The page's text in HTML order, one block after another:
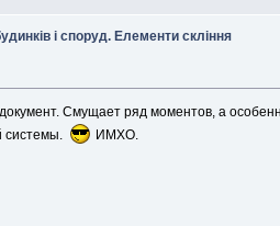
і споруд. Елементи скління
Смущает ряд моментов, а
системы.
ИМХО.